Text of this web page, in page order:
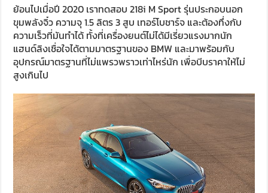
ย้อนไปเมื่อปี 2020 เราทดสอบ 218i M Sport รุ่นประกอบนอก
ขุมพลังจิ๋ว ความจุ 1.5 ลิตร 3 สูบ เทอร์โบชาร์จ และต้องทึ่งกับ
ความเร็วที่มันทำได้ ทั้งที่เครื่องยนต์ไม่ได้มีเรี่ยวแรงมากนัก
แฮนด์ลิงเชื่อใจได้ตามมาตรฐานของ BMW และมาพร้อมกับ
อุปกรณ์มาตรฐานที่ไม่แพรวพราวเท่าไหร่นัก เพื่อบีบราคาให้ไม่
สูงเกินไป